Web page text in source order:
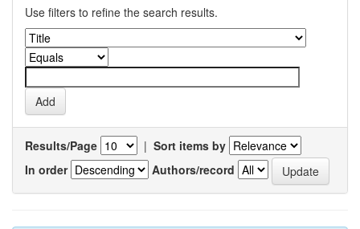
Use filters to refine the search results.
Results/Page | Sort items by
In order
Authors/record